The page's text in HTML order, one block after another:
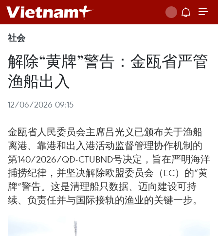
社会
解除“黄牌”警告：金瓯省严管
渔船出入
12/06/2026 09:15
金瓯省人民委员会主席吕光义已颁布关于渔船
离港、靠港和出入港活动监督管理协作机制的
第140/2026/QĐ-CTUBND号决定，旨在严明海洋
捕捞纪律，并坚决解除欧盟委员会（EC）的“黄
牌”警告。这是清理船只数据、迈向建设可持
续、负责任并与国际接轨的渔业的关键一步。